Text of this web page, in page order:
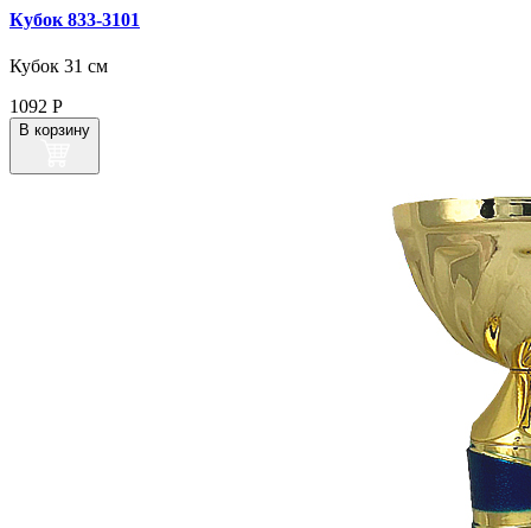
Кубок 833‑3101
Кубок 31 см
1092 Р
В корзину